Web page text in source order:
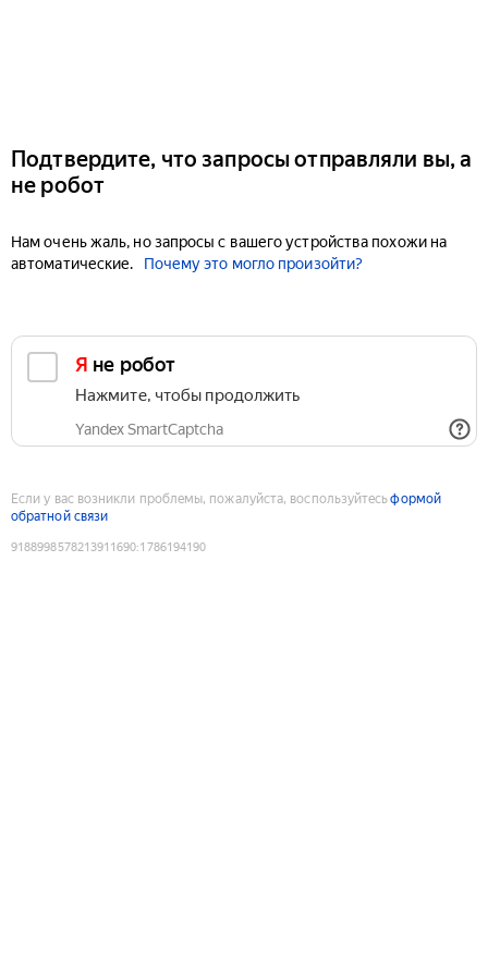
Подтвердите, что запросы отправляли вы, а
не робот
Нам очень жаль, но запросы с вашего устройства похожи на
автоматические.
Почему это могло произойти?
Я не робот
Нажмите, чтобы продолжить
Yandex SmartCaptcha
Если у вас возникли проблемы, пожалуйста, воспользуйтесьформой
обратной связи
9188998578213911690:1786194190